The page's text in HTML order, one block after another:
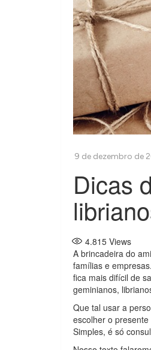
Dicas
4.815 Views
A brincadeira do
famílias e
fica mais difícil de
geminianos,
Que tal usar a
escolher o
Simples, é só